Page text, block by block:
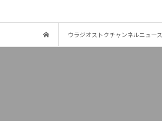
ウラジオストクチャンネルニュース